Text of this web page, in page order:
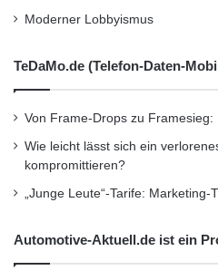
http://
/computerbild-bei-
funktionsumfang-achten/
Dieser Artikel wurde
Schlagwörter::2011•
Moderner Lobbyismus
TeDaMo.de (Telefon-Daten-
Von Frame-Drops zu Framesieg:
Wie leicht lässt sich ein
kompromittieren?
„Junge Leute“-Tarife: Marketing-
Automotive-Aktuell.de ist ein